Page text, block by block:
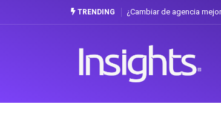
TRENDING ¿Cambiar de agencia